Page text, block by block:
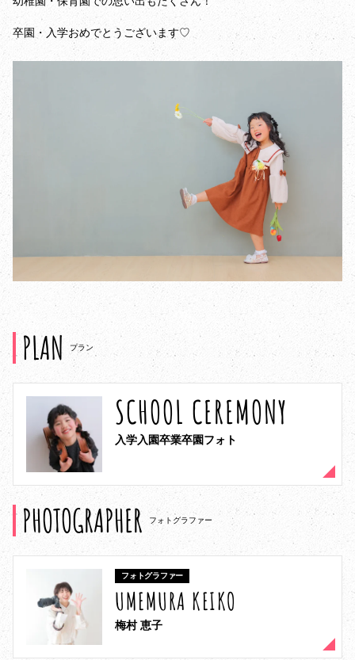
卒園・入学おめでとうございます♡
PLAN プラン
SCHOOL CEREMONY
入学入園卒業卒園フォト
PHOTOGRAPHER フォトグラファー
フォトグラファー
UMEMURA KEIKO
梅村 恵子